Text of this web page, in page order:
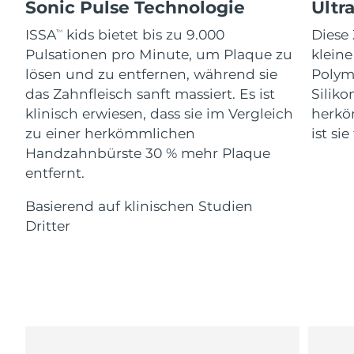
Sonic Pulse Technologie
ISSATM
kids bietet bis zu 9.000
Pulsationen pro Minute, um Plaque zu
lösen und zu entfernen, während sie
das Zahnfleisch sanft massiert. Es ist
klinisch erwiesen, dass sie im Vergleich
zu einer herkömmlichen
Handzahnbürste 30 % mehr Plaque
entfernt.
Basierend auf klinischen Studien
Dritter
ist
For healthy hair
18% PAP
Kaufe alles
ÜBER
Isle of Man Erwartete Lieferung 8/10/26
Israel Erwartete Lieferung 8/12/26
Italien Erwartete Lieferung 8/8/26
Japan
Jersey
Kasachstan